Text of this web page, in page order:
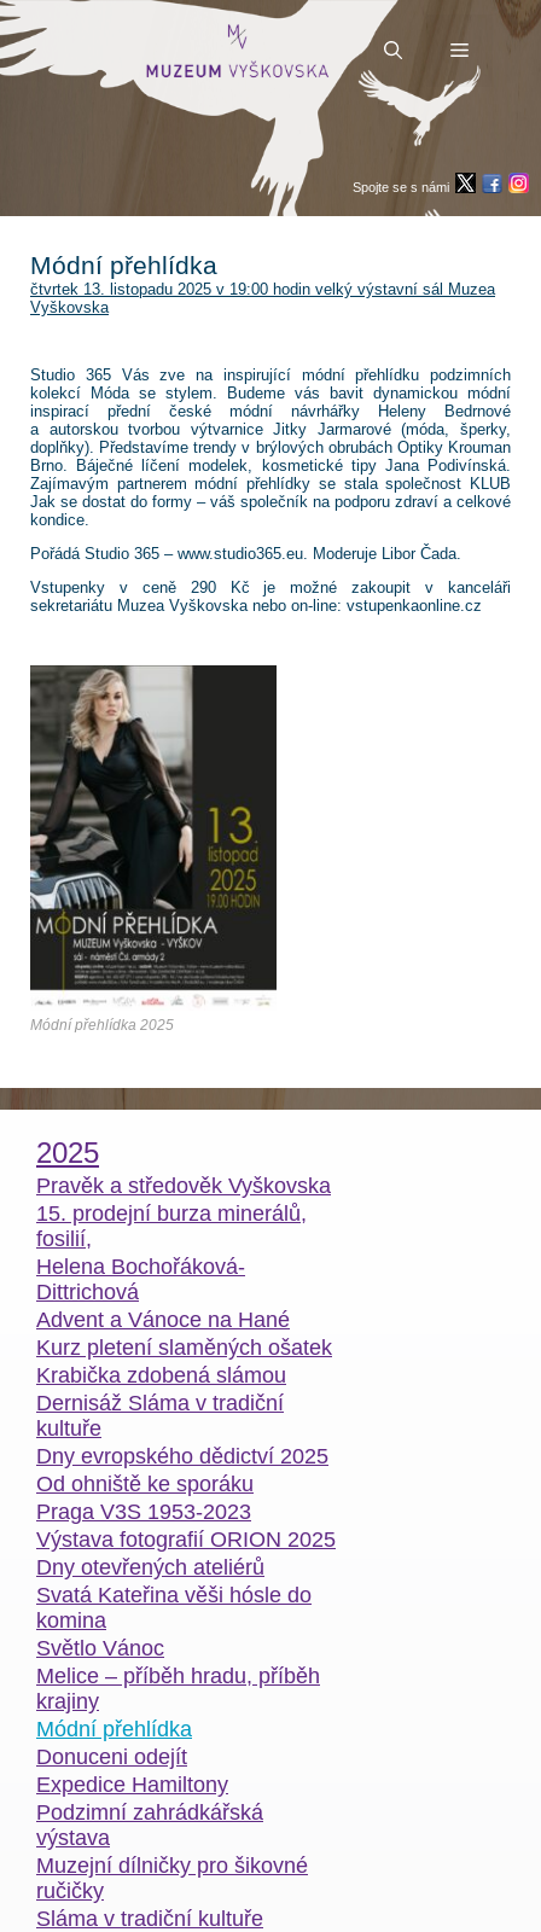
Přeskočit
na
obsah
Menu
Spojte se s námi
2025
Pravěk a středověk Vyškovska
15. prodejní burza minerálů,
fosilií,
Helena Bochořáková-
Dittrichová
Advent a Vánoce na Hané
Kurz pletení slaměných ošatek
Krabička zdobená slámou
Dernisáž Sláma v tradiční
kultuře
Dny evropského dědictví 2025
Od ohniště ke sporáku
Praga V3S 1953-2023
Výstava fotografií ORION 2025
Dny otevřených ateliérů
Svatá Kateřina věši hósle do
komina
Světlo Vánoc
Melice – příběh hradu, příběh
krajiny
Módní přehlídka
Donuceni odejít
Expedice Hamiltony
Podzimní zahrádkářská
výstava
Muzejní dílničky pro šikovné
ručičky
Sláma v tradiční kultuře
Módní přehlídka
čtvrtek 13. listopadu 2025 v 19:00 hodin velký výstavní sál Muzea
Vyškovska
Studio 365 Vás zve na inspirující módní přehlídku podzimních
kolekcí Móda se stylem. Budeme vás bavit dynamickou módní
inspirací přední české módní návrhářky Heleny Bedrnové
a autorskou tvorbou výtvarnice Jitky Jarmarové (móda, šperky,
doplňky). Představíme trendy v brýlových obrubách Optiky Krouman
Brno. Báječné líčení modelek, kosmetické tipy Jana Podivínská.
Zajímavým partnerem módní přehlídky se stala společnost KLUB
Jak se dostat do formy – váš společník na podporu zdraví a celkové
kondice.
Pořádá Studio 365 – www.studio365.eu. Moderuje Libor Čada.
Vstupenky v ceně 290 Kč je možné zakoupit v kanceláři
sekretariátu Muzea Vyškovska nebo on-line: vstupenkaonline.cz
Módní přehlídka 2025